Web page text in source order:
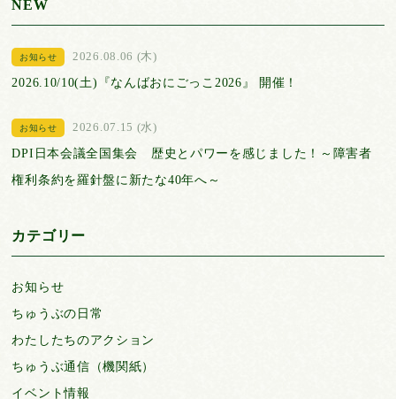
NEW
お知らせ
2026.08.06 (木)
2026.10/10(土)『なんばおにごっこ2026』 開催！
お知らせ
2026.07.15 (水)
DPI日本会議全国集会 歴史とパワーを感じました！～障害者
権利条約を羅針盤に新たな40年へ～
カテゴリー
お知らせ
ちゅうぶの日常
わたしたちのアクション
ちゅうぶ通信（機関紙）
イベント情報